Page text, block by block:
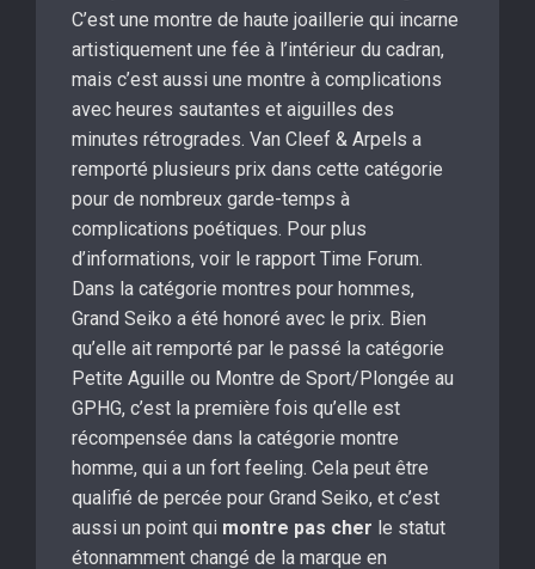
C’est une montre de haute joaillerie qui incarne
artistiquement une fée à l’intérieur du cadran,
mais c’est aussi une montre à complications
avec heures sautantes et aiguilles des
minutes rétrogrades. Van Cleef & Arpels a
remporté plusieurs prix dans cette catégorie
pour de nombreux garde-temps à
complications poétiques. Pour plus
d’informations, voir le rapport Time Forum.
Dans la catégorie montres pour hommes,
Grand Seiko a été honoré avec le prix. Bien
qu’elle ait remporté par le passé la catégorie
Petite Aguille ou Montre de Sport/Plongée au
GPHG, c’est la première fois qu’elle est
récompensée dans la catégorie montre
homme, qui a un fort feeling. Cela peut être
qualifié de percée pour Grand Seiko, et c’est
aussi un point qui montre pas cher le statut
étonnamment changé de la marque en